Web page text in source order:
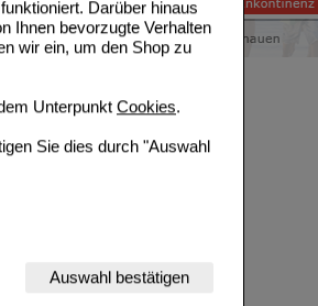
Darüber hinaus
Ihnen bevorzugte Verhalten
wir ein, um den Shop zu
Unterpunkt Cookies.
Sie dies durch "Auswahl
unserer Website
werden kann.
Auswahl bestätigen